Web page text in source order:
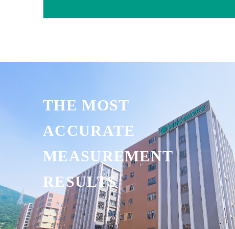
THE MOST
ACCURATE
MEASUREMENT
RESULTS